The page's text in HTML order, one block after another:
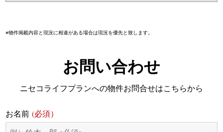
※物件掲載内容と現況に相違がある場合は現況を優先と致します。
お問い合わせ
ニセコライフプランへの物件お問合せはこちらから
お名前(必須）